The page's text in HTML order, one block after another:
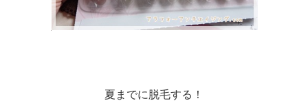
夏までに脱毛する！